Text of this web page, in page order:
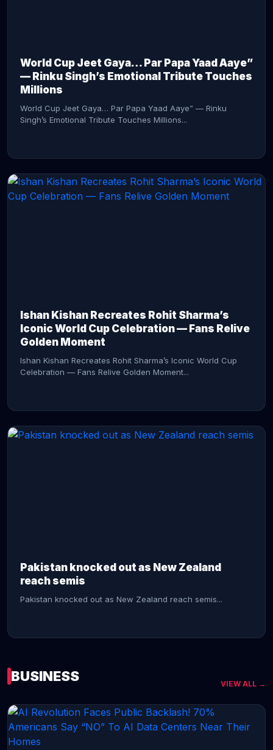
World Cup Jeet Gaya… Par Papa Yaad Aaye”
— Rinku Singh’s Emotional Tribute Touches
Millions
World Cup Jeet Gaya… Par Papa Yaad Aaye” — Rinku
Singh’s Emotional Tribute Touches Millions...
Ishan Kishan Recreates Rohit Sharma’s
Iconic World Cup Celebration — Fans Relive
Golden Moment
Ishan Kishan Recreates Rohit Sharma’s Iconic World Cup
Celebration — Fans Relive Golden Moment...
Pakistan knocked out as New Zealand
reach semis
Pakistan knocked out as New Zealand reach semis...
CONTINUE READING →
BUSINESS VIEW ALL →